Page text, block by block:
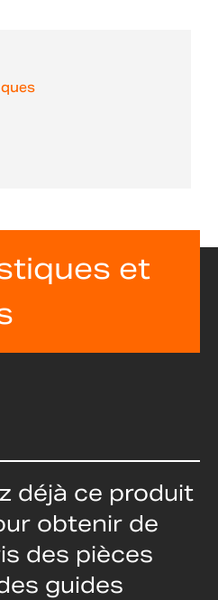
et
déjà ce produit
obtenir de
des pièces
guides